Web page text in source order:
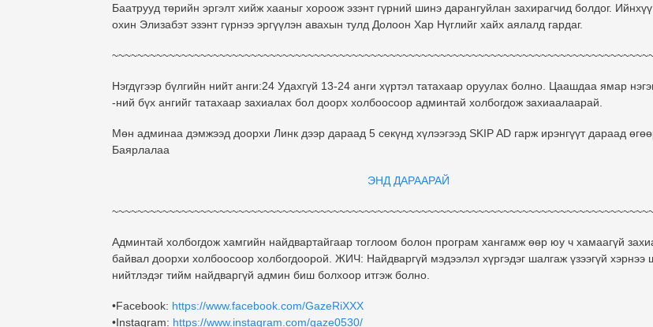
Баатрууд төрийн эргэлт хийж хааныг хороож эзэнт гүрний шинэ дарангуйлан захирагчид болдог.
охин Элизабэт эзэнт гүрнээ эргүүлэн авахын тулд Долоон Хар Нүглийг хайх аялалд гардаг.
Нэгдүгээр бүлгийн нийт анги:24 Удахгүй 13-24 анги хүртэл татахаар оруулах болно. Цаашдаа ямар
-ний бүх ангийг татахаар захиалах бол доорх холбоосоор админтай холбогдож захиаалаарай.
Мөн админаа дэмжээд доорхи Линк дээр дараад 5 секүнд хүлээгээд SKIP AD гарж ирэнгүүт дараад
Баярлалаа
ЭНД ДАРААРАЙ
Админтай холбогдож хамгийн найдвартайгаар тоглоом болон програм хангамж өөр юу ч хамаагүй
байвал доорхи холбоосоор холбогдоорой. ЖИЧ: Найдваргүй мэдээлэл хүргэдэг шалгаж үзээгүй хэрнээ
нийтлэдэг тийм найдваргүй админ биш болхоор итгэж болно.
•Facebook: https://www.facebook.com/GazeRiXXX
•Instagram: https://www.instagram.com/gaze0530/